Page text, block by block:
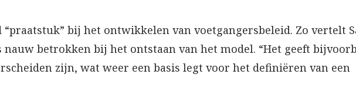
“praatstuk” bij het ontwikkelen van voetgangersbeleid. Zo vertelt
nauw betrokken bij het ontstaan van het model. “Het geeft
zijn, wat weer een basis legt voor het definiëren van een